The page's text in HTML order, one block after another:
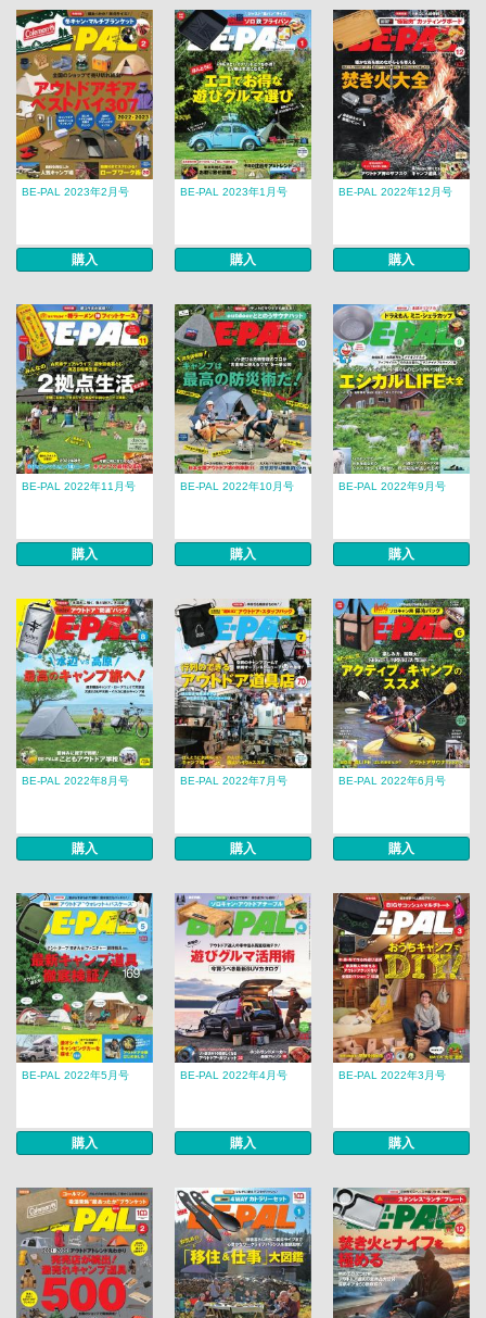
BE-PAL 2023年2月号
購入
BE-PAL 2023年1月号
購入
BE-PAL 2022年12月号
購入
BE-PAL 2022年11月号
購入
BE-PAL 2022年10月号
購入
BE-PAL 2022年9月号
購入
BE-PAL 2022年8月号
購入
BE-PAL 2022年7月号
購入
BE-PAL 2022年6月号
購入
BE-PAL 2022年5月号
購入
BE-PAL 2022年4月号
購入
BE-PAL 2022年3月号
購入